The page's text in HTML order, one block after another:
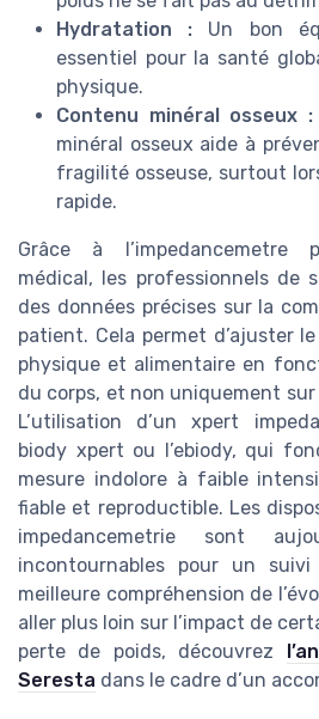
Hydratation : Un bon
essentiel pour la santé
physique.
Contenu minéral osseux :
minéral osseux aide à
fragilité osseuse, surtout
rapide.
Grâce à l’impedancemetre
médical, les professionnels de
des données précises sur la
patient. Cela permet d’ajuster
physique et alimentaire en
du corps, et non uniquement
L’utilisation d’un xpert
biody xpert ou l’ebiody, qui
mesure indolore à faible
fiable et reproductible. Les
impedancemetrie sont
incontournables pour un
meilleure compréhension de
aller plus loin sur l’impact de
perte de poids, découvrez
Seresta dans le cadre d’un